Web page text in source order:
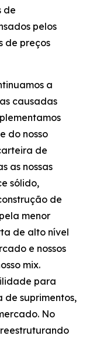
de
pelos
de preços
a
causadas
do nosso
de
as nossas
sólido,
de
menor
de alto nível
e nossos
mix.
para
de suprimentos,
No